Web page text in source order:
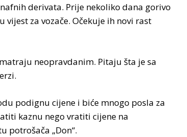
derivata. Prije nekoliko dana gorivo
za vozače. Očekuje ih novi rast
neopravdanim. Pitaju šta je sa
podignu cijene i biće mnogo posla za
kaznu nego vratiti cijene na
potrošača „Don“.